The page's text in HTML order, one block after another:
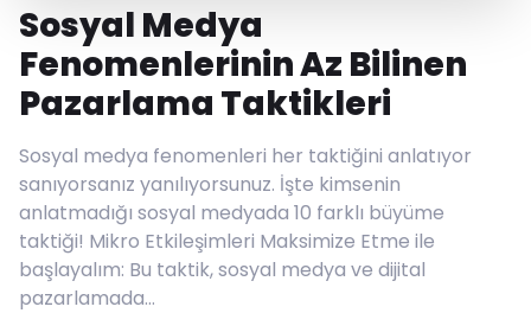
Sosyal Medya
Fenomenlerinin Az Bilinen
Pazarlama Taktikleri
Sosyal medya fenomenleri her taktiğini anlatıyor
sanıyorsanız yanılıyorsunuz. İşte kimsenin
anlatmadığı sosyal medyada 10 farklı büyüme
taktiği! Mikro Etkileşimleri Maksimize Etme ile
başlayalım: Bu taktik, sosyal medya ve dijital
pazarlamada…